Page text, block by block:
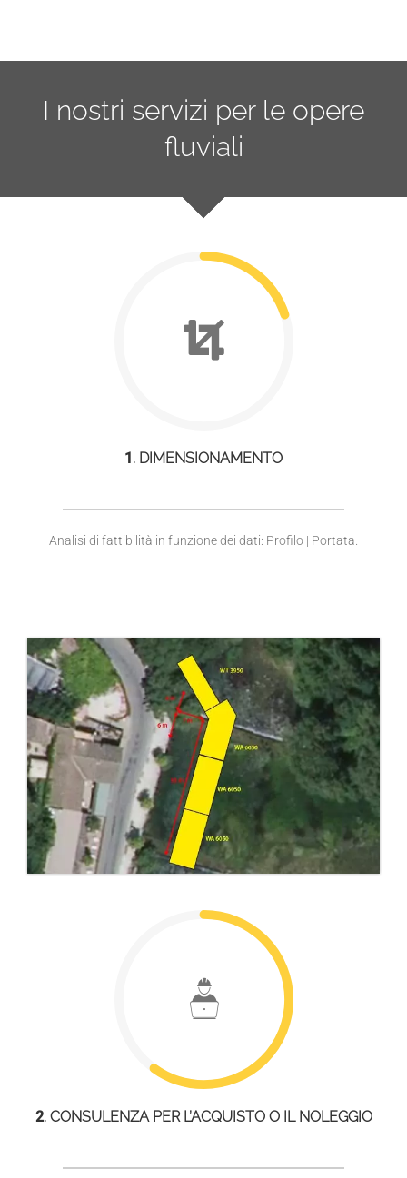
I nostri servizi per le opere
fluviali
1. DIMENSIONAMENTO
Analisi di fattibilità in funzione dei dati: Profilo | Portata.
2. CONSULENZA PER L’ACQUISTO O IL NOLEGGIO